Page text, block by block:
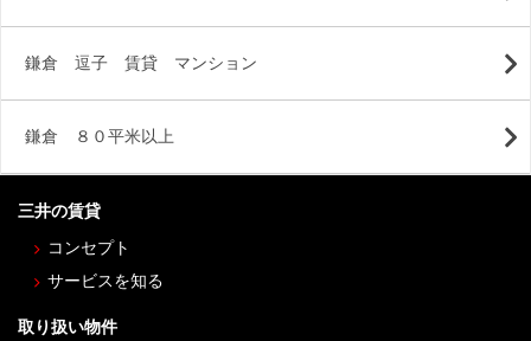
鎌倉 逗子 賃貸 マンション
鎌倉 ８０平米以上
三井の賃貸
コンセプト
サービスを知る
取り扱い物件